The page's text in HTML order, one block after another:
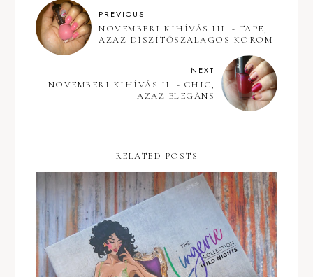
PREVIOUS
NOVEMBERI KIHÍVÁS III. - TAPE,
AZAZ DÍSZÍTŐSZALAGOS KÖRÖM
NEXT
NOVEMBERI KIHÍVÁS II. - CHIC,
AZAZ ELEGÁNS
RELATED POSTS